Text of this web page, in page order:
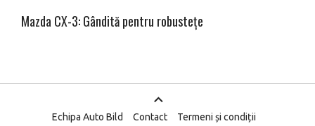
Mazda CX-3: Gândită pentru robustețe
Echipa Auto Bild Contact Termeni și condiții